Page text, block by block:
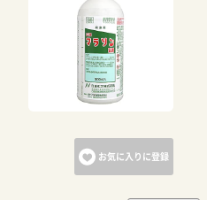
お気に入りに登録